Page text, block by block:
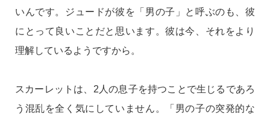
いんです。ジュードが彼を「男の子」と呼ぶのも、彼
にとって良いことだと思います。彼は今、それをより
理解しているようですから。
スカーレットは、2人の息子を持つことで生じるであろ
う混乱を全く気にしていません。「男の子の突発的な